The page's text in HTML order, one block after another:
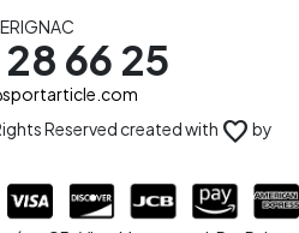
66 25
Reserved created with favorite by